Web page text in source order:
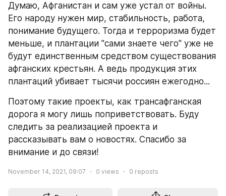
Думаю, Афганистан и сам уже устал от войны.
Его народу нужен мир, стабильность, работа,
понимание будущего. Тогда и терроризма будет
меньше, и плантации "сами знаете чего" уже не
будут единственным средством существования
афганских крестьян. А ведь продукция этих
плантаций убивает тысячи россиян ежегодно...
Поэтому такие проекты, как трансафганская
дорога я могу лишь поприветствовать. Буду
следить за реализацией проекта и
рассказывать вам о новостях. Спасибо за
внимание и до связи!
November 14, 2021, 09:07 0 views 0 reposts